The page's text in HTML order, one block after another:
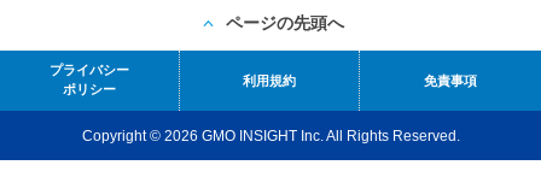
ページの先頭へ
プライバシー
ポリシー
利用規約 免責事項
Copyright © 2026 GMO INSIGHT Inc. All Rights Reserved.